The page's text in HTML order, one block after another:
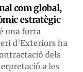
com global,
estratègic
una forta
d’Exteriors ha
dels
a les